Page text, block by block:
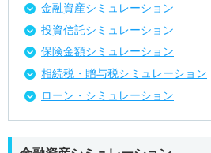
金融資産シミュレーション
投資信託シミュレーション
保険金額シミュレーション
相続税・贈与税シミュレーション
ローン・シミュレーション